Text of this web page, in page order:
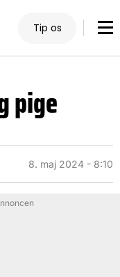
Tip os
pige
8. maj 2024 - 8:10